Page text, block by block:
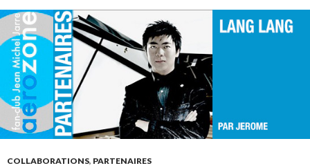
COLLABORATIONS, PARTENAIRES